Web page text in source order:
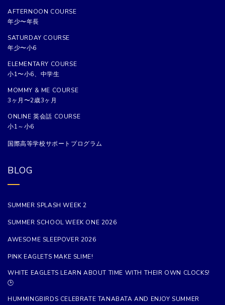
AFTERNOON COURSE
年少〜年長
SATURDAY COURSE
年少〜小6
ELEMENTARY COURSE
小1〜小6、中学生
MOMMY & ME COURSE
3ヶ月〜2歳3ヶ月
ONLINE 英会話 COURSE
小1～小6
国際高等学校サポートプログラム
BLOG
SUMMER SPLASH WEEK 2
SUMMER SCHOOL WEEK ONE 2026
AWESOME SLEEPOVER 2026
PINK EAGLETS MAKE SLIME!
WHITE EAGLETS LEARN ABOUT TIME WITH THEIR OWN CLOCKS!
🕒
HUMMINGBIRDS CELEBRATE TANABATA AND ENJOY SUMMER